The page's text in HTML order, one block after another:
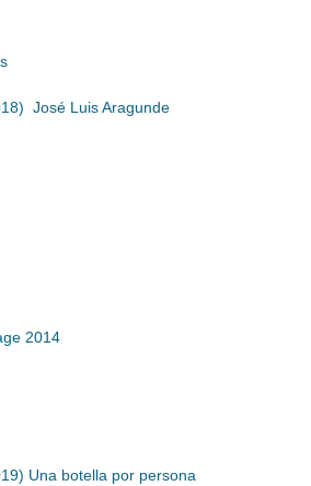
José Luis Aragunde
2014
Una botella por persona